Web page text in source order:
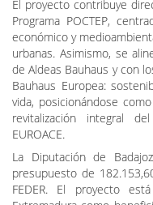
ambiental, contribuirá a
cultural y paisajístico,
eficiencia energética y la
plano social y
transfronteriza, la
ciudadana y la
rurales.
El proyecto contribuye
económico y
urbanas. Asimismo, se
de Aldeas Bauhaus y con